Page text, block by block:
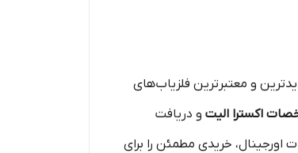
و معتبرترین فلزیاب‌های
اکسترا الیت و دریافت
اورجینال، خریدی مطمئن را برای